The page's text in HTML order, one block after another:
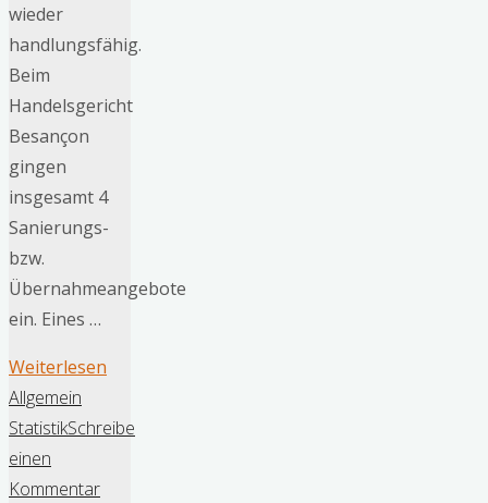
wieder
handlungsfähig.
Beim
Handelsgericht
Besançon
gingen
insgesamt 4
Sanierungs-
bzw.
Übernahmeangebote
ein. Eines …
Weiterlesen
Pequignet,
Allgemein
StatistikSchreibe
einen
Kommentar